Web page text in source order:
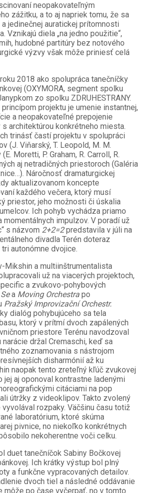
neopakovateľným
zážitku, a to aj napriek tomu, že sa
jedinečnej auratickej prítomnosti
Vznikajú diela „na jedno použitie“,
hudobné partitúry bez notového
výzvy však môže priniesť celá
2018 ako spolupráca tanečníčky
(OXYMORA, segment spolku
zo spolku ZDRUHESTRANY.
projektu je umenie instantnej,
a neopakovateľné prepojenie
architektúrou konkrétneho miesta.
trinásť častí projektu v spolupráci
(J. Viňarský, T. Leopold, M. M.
Moretti, P. Graham, R. Carroll, R.
aj netradičných priestoroch (Galéria
Náročnosť dramaturgickej
aktualizovanom koncepte
každého večera, ktorý musí
priestor, jeho možnosti či úskalia
Ich pohyb vychádza priamo
momentálnych impulzov. V poradí už
s názvom 2+2=2predstavila v júli na
divadla Terén doteraz
autonómne dvojice.
Mikshin a multiinštrumentalista
už na viacerých projektoch,
a zvukovo-pohybových
a Moving Orchestra po
Pražský Improvizační Orchestr.
dialóg pohybujúceho sa tela
ktorý v prítmí dvoch zapálených
priestore Terénu navodzoval
držal Cremaschi, keď sa
zoznamovania s nástrojom
disharmónií až ku
naopak tento zreteľný kľúč zvukovej
jej aj oponoval kontrastne ladenými
citáciami na pop
útržky z videoklipov. Takto zvolený
rozpaky. Väčšinu času totiž
laboratórium, ktoré skúma
pivnice, no niekoľko konkrétnych
nekoherentne voči celku.
duet tanečníčok Sabiny Bočkovej
Ich krátky výstup bol plný
a funkčne vypracovaných detailov.
dvoch tiel a následné oddávanie
môže po čase vyčerpať, no v tomto